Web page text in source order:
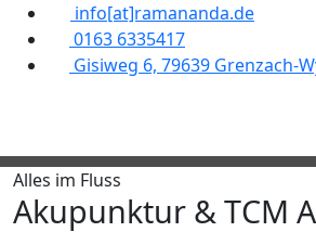
info[at]ramananda.de
0163 6335417
Gisiweg 6, 79639 Grenzach-
Alles im Fluss
Akupunktur &TCM A